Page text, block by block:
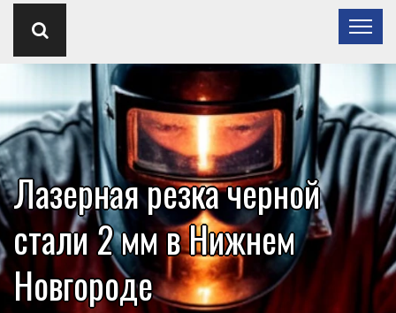
Лазерная резка черной
стали 2 мм в Нижнем
Новгороде